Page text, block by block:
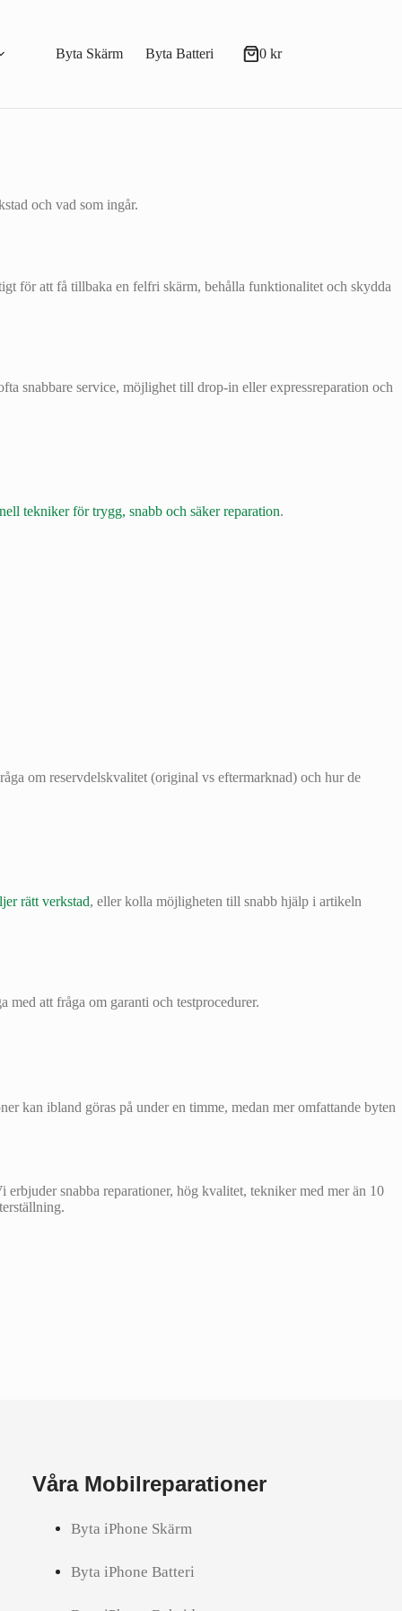
Byta Skärm Byta Batteri Varukorg
0 kr
och vad som ingår.
för att få tillbaka en felfri skärm, behålla funktionalitet och skydda
snabbare service, möjlighet till drop‑in eller expressreparation och
tekniker för trygg, snabb och säker reparation.
om reservdelskvalitet (original vs eftermarknad) och hur de
rätt verkstad, eller kolla möjligheten till snabb hjälp i artikeln
att fråga om garanti och testprocedurer.
kan ibland göras på under en timme, medan mer omfattande byten
erbjuder snabba reparationer, hög kvalitet, tekniker med mer än 10
Våra Mobilreparationer
Byta iPhone Skärm
Byta iPhone Batteri